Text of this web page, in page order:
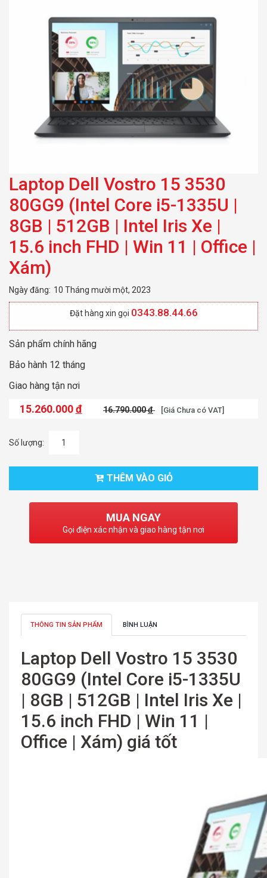
512GB | Intel Iris Xe |
15.6 inch FHD | Win 11
| Office | Xám)
Laptop Dell Vostro 15 3530
80GG9 (Intel Core i5-1335U |
8GB | 512GB | Intel Iris Xe |
15.6 inch FHD | Win 11 | Office |
Xám)
Ngày đăng: 10 Tháng mười một, 2023
Đặt hàng xin gọi 0343.88.44.66
Sản phẩm chính hãng
Bảo hành 12 tháng
Giao hàng tận nơi
15.260.000đ 16.790.000đ [Giá Chưa có VAT]
Số lượng:
THÊM VÀO GIỎ
MUA NGAY
Gọi điện xác nhận và giao hàng tận nơi
THÔNG TIN SẢN PHẨM BÌNH LUẬN
Laptop Dell Vostro 15 3530
80GG9 (Intel Core i5-1335U
| 8GB | 512GB | Intel Iris Xe |
15.6 inch FHD | Win 11 |
Office | Xám) giá tốt